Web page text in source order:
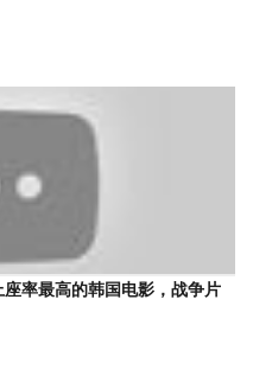
率最高的韩国电影，战争片